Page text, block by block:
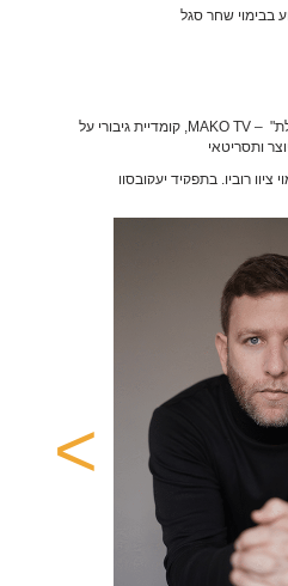
2021 – "גיבורים מהדורה מוגבלת" – MAKO TV, קומדיית גיבורי על
ותסריטאי
2004-2007 – "ראש גדול" – YES , סדרת נוער, בבימוי אהרון קפלן –
2024 – פסטיבל תאטרון קצר 2024 המחזה "של מי הנבואה הזו" בתפקיד
השעה, בבימוי רענן פררה ומשה בן
>